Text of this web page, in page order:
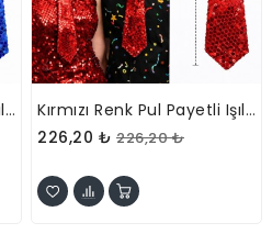
Mavi Renk Pul Payetli Işıltılı Parti Kravatı 33 Cm
Kırmızı Renk Pul Payetli Işıltılı Parti Kravatı 33 Cm
226,20 ₺ 226,20 ₺